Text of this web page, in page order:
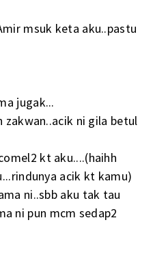
msuk keta aku..pastu
jugak...
zakwan..acik ni gila betul
kt aku....(haihh
acik kt kamu)
ni..sbb aku tak tau
ni pun mcm sedap2